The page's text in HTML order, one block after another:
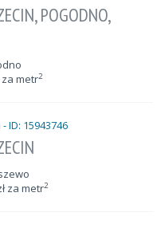
POGODNO,
za metr2
za metr2